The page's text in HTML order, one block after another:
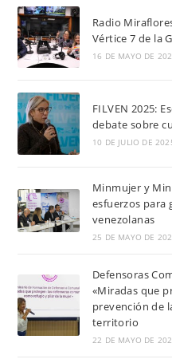
Radio
Vértice 7 de la
16 DE MAYO DE
FILVEN 2025:
debate sobre
10 DE JULIO DE
Minmujer y
esfuerzos para
venezolanas
25 DE MAYO DE
Defensoras
«Miradas que
prevención de
territorio
22 DE MAYO DE